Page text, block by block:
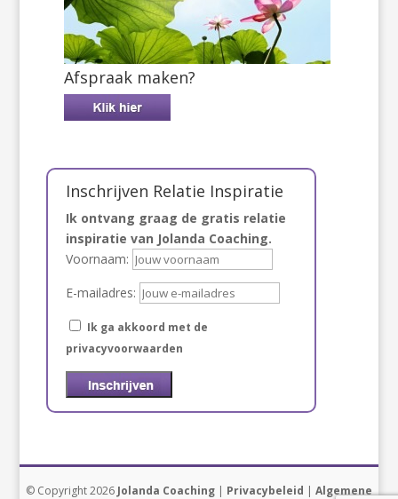
Afspraak maken?
Inschrijven Relatie Inspiratie
Ik ontvang graag de gratis relatie
inspiratie van Jolanda Coaching.
Voornaam:
E-mailadres:
Ik ga akkoord met de
privacyvoorwaarden
© Copyright 2026 Jolanda Coaching | Privacybeleid | Algemene